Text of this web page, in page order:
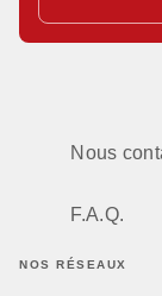
Nous
F.A.Q.
NOS RÉSEAUX